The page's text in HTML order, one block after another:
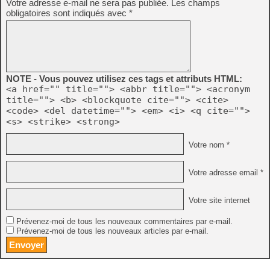
Votre adresse e-mail ne sera pas publiée. Les champs
obligatoires sont indiqués avec *
NOTE - Vous pouvez utilisez ces tags et attributs HTML:
<a href="" title=""> <abbr title=""> <acronym
title=""> <b> <blockquote cite=""> <cite>
<code> <del datetime=""> <em> <i> <q cite="">
<s> <strike> <strong>
Votre nom *
Votre adresse email *
Votre site internet
Prévenez-moi de tous les nouveaux commentaires par e-mail.
Prévenez-moi de tous les nouveaux articles par e-mail.